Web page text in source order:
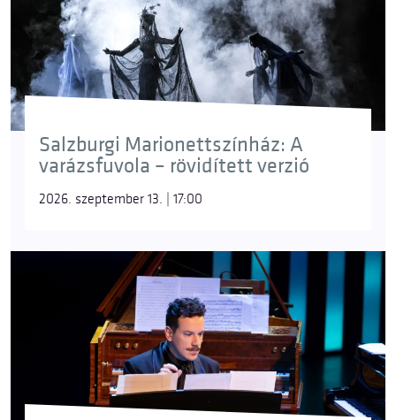
Salzburgi Marionettszínház: A
varázsfuvola – rövidített verzió
2026. szeptember 13. | 17:00